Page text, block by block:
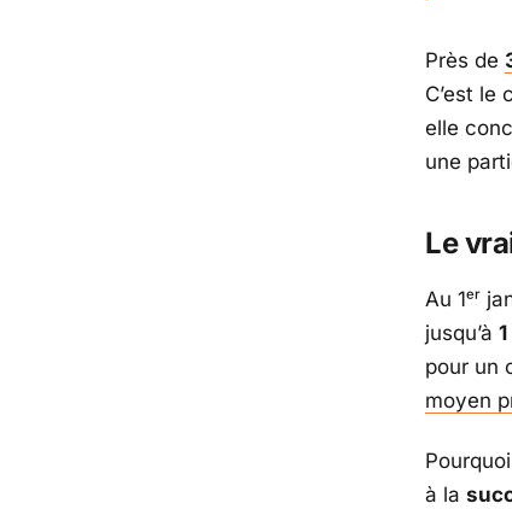
Près de
C’est le
elle
une
Le
Au 1ᵉʳ
jusqu’à
pour un
moyen
à la